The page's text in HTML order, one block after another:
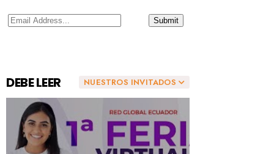
NUESTROS INVITADOS
DEBE LEER